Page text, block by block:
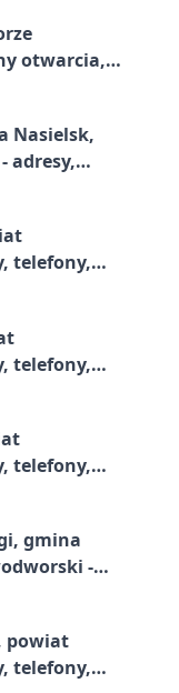
otwarcia,
Nasielsk,
adresy,
telefony,
telefony,
telefony,
gmina
-
powiat
telefony,